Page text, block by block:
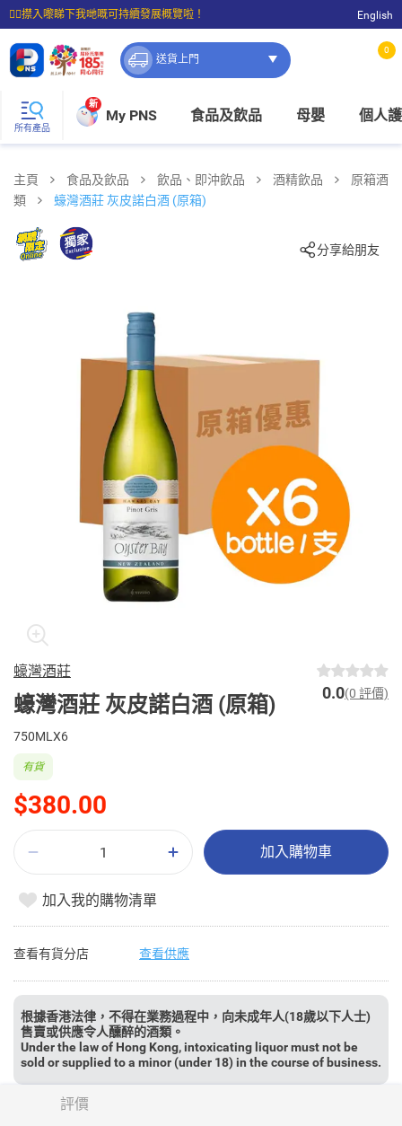
☝🏼㩒入嚟睇下我哋嘅可持續發展概覽啦！
⭐購物滿$399即享免費送貨；滿$100即可免費店取。
English
送貨上門
0
所有產品
新
My PNS 食品及飲品 母嬰 個人
主頁 食品及飲品 飲品、即沖飲品 酒精飲品
原箱酒
類
蠔灣酒莊 灰皮諾白酒 (原箱)
分享給朋友
蠔灣酒莊
蠔灣酒莊 灰皮諾白酒 (原箱) 0.0(0 評價)
750MLX6
$380.00
有貨
加入購物車
加入我的購物清單
查看有貨分店 查看供應
根據香港法律，不得在業務過程中，向未成年人(18歲以下人士)
售賣或供應令人醺醉的酒類。
Under the law of Hong Kong, intoxicating liquor must not be
sold or supplied to a minor (under 18) in the course of business.
評價